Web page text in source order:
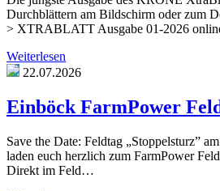
Durchblättern am Bildschirm oder zum
> XTRABLATT Ausgabe 01-2026
Weiterlesen
22.07.2026
Einböck FarmPower
Save the Date: Feldtag „Stoppelsturz”
laden euch herzlich zum FarmPower
Direkt im Feld…